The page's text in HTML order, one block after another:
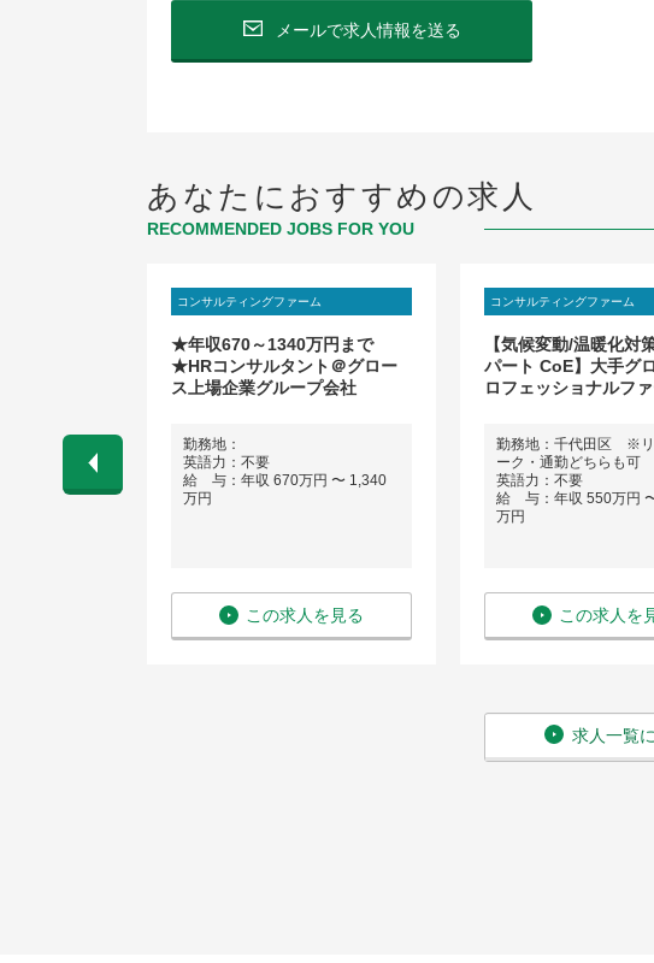
メールで求人情報を送る
あなたにおすすめの求人
RECOMMENDED JOBS FOR YOU
コンサルティングファーム
★年収670～1340万円まで
★HRコンサルタント＠グロー
ス上場企業グループ会社
勤務地：
英語力：不要
給 与：年収 670万円 〜 1,340
万円
この求人を見る
コンサルティングファーム
【気候変動/温暖化対
パート CoE】大手グ
ロフェッショナルフ
勤務地：千代田区 ※リ
ーク・通勤どちらも可
英語力：不要
給 与：年収 550万円
万円
この求人を
求人一覧